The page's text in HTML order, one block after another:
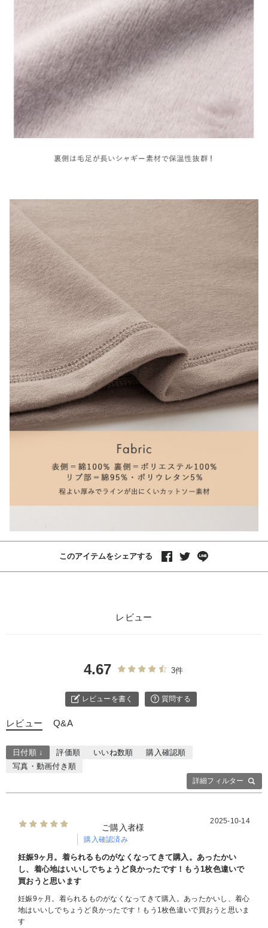
このアイテムをシェアする
レビュー
4.67 3件
レビューを書く 質問する
レビュー Q&A
詳細フィルター
日付順 ↓ 評価順 いいね数順
購入確認順
写真・動画付き順
ご購入者様
購入確認済み
2025-10-14
妊娠9ヶ月。着られるものがなくなってきて購入。あったかい
し、着心地はいいしでちょうど良かったです！もう1枚色違いで
買おうと思います
妊娠9ヶ月。着られるものがなくなってきて購入。あったかいし、着心
地はいいしでちょうど良かったです！もう1枚色違いで買おうと思いま
す